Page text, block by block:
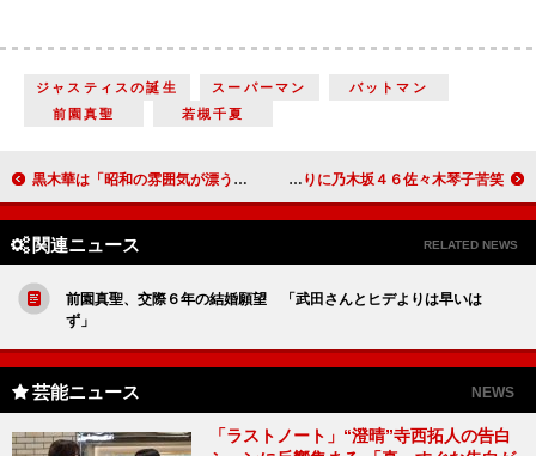
ジャスティスの誕生 スーパーマン
バットマン
前園真聖
若槻千夏
黒木華は「昭和の雰囲気が漂う女優さん」！？ 岩井監督「この子しかいない」 生駒里奈「アニメイトは世界一好きな場所」 先輩のオタクぶりに乃木坂４６佐々木琴子苦笑
関連ニュース RELATED NEWS
前園真聖、交際６年の結婚願望 「武田さんとヒデよりは早いは
ず」
芸能ニュース NEWS
「ラストノート」“澄晴”寺西拓人の告白